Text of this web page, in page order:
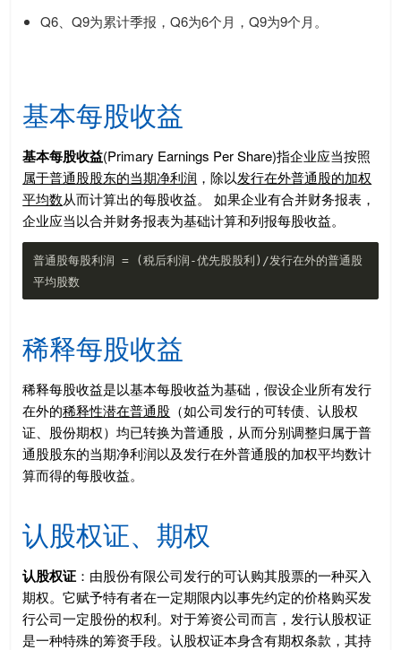
Q6、Q9为累计季报，Q6为6个月，Q9为9个月。
基本每股收益
基本每股收益(Primary Earnings Per Share)指企业应当按照
属于普通股股东的当期净利润 ，除以发行在外普通股的加权
平均数从而计算出的每股收益。 如果企业有合并财务报表，
企业应当以合并财务报表为基础计算和列报每股收益。
普通股每股利润 = (税后利润-优先股股利)/发行在外的普通股
稀释每股收益
稀释每股收益是以基本每股收益为基础，假设企业所有发行
在外的稀释性潜在普通股 （如公司发行的可转债、认股权
证、股份期权）均已转换为普通股，从而分别调整归属于普
通股股东的当期净利润以及发行在外普通股的加权平均数计
算而得的每股收益。
认股权证、期权
认股权证 ：由股份有限公司发行的可认购其股票的一种买入
期权。它赋予特有者在一定期限内以事先约定的价格购买发
行公司一定股份的权利。对于筹资公司而言，发行认股权证
是一种特殊的筹资手段。认股权证本身含有期权条款，其持